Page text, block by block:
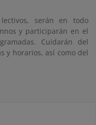
serán en todo
y participarán en el
Cuidarán del
y horarios, así como del